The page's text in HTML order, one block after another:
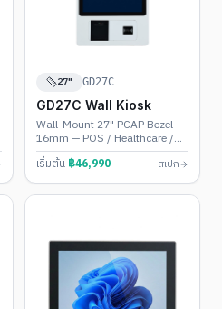
27" GD27C
GD27C Wall Kiosk
Wall-Mount 27" PCAP Bezel
16mm — POS / Healthcare /
Banking
เริ่มต้น ฿46,990 สเปก